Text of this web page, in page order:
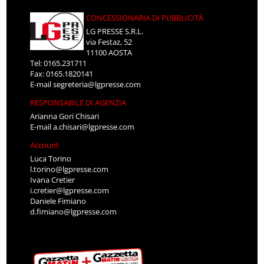
CONCESSIONARIA DI PUBBLICITÀ
LG PRESSE S.R.L.
via Festaz, 52
11100 AOSTA
Tel: 0165.231711
Fax: 0165.1820141
E-mailsegreteria@lgpresse.com
RESPONSABILE DI AGENZIA
Arianna Gori Chisari
E-maila.chisari@lgpresse.com
Account
Luca Torino
l.torino@lgpresse.com
Ivana Cretier
i.cretier@lgpresse.com
Daniele Fimiano
d.fimiano@lgpresse.com